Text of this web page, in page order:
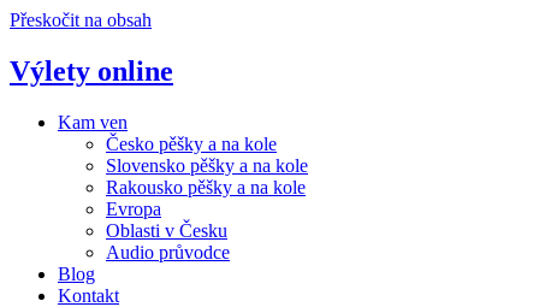
Přeskočit na obsah
Výlety online
Kam ven
Česko pěšky a na kole
Slovensko pěšky a na kole
Rakousko pěšky a na kole
Evropa
Oblasti v Česku
Audio průvodce
Blog
Kontakt